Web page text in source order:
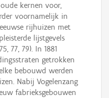
kernen voor,
voornamelijk in
rijhuizen met
lijstgevels
77, 79). In 1881
getrokken
bebouwd werden
Nabij Vogelenzang
fabrieksgebouwen